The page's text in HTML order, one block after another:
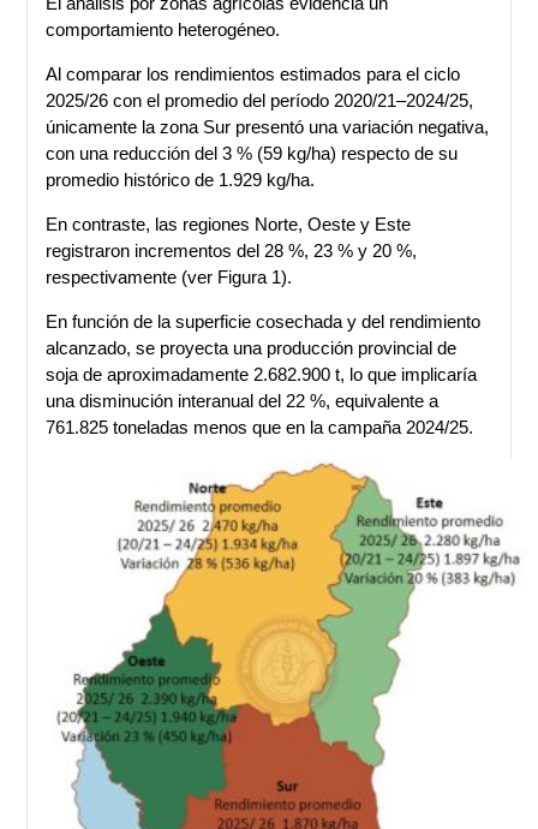
comportamiento heterogéneo.
Al comparar los rendimientos estimados para el ciclo
2025/26 con el promedio del período 2020/21–2024/25,
únicamente la zona Sur presentó una variación negativa,
con una reducción del 3 % (59 kg/ha) respecto de su
promedio histórico de 1.929 kg/ha.
En contraste, las regiones Norte, Oeste y Este
registraron incrementos del 28 %, 23 % y 20 %,
respectivamente (ver Figura 1).
En función de la superficie cosechada y del rendimiento
alcanzado, se proyecta una producción provincial de
soja de aproximadamente 2.682.900 t, lo que implicaría
una disminución interanual del 22 %, equivalente a
761.825 toneladas menos que en la campaña 2024/25.